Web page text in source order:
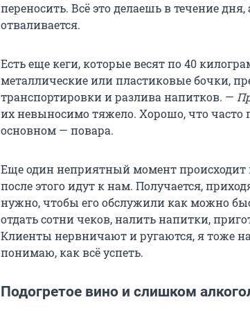
переносить. Всё это делаешь в течение
отваливается.
Есть еще кеги, которые весят по 40
металлические или пластиковые бочки,
транспортировки и разлива напитков. —
их невыносимо тяжело. Хорошо, что часто
основном — повара.
Еще один неприятный момент происходит
после этого идут к нам. Получается,
нужно, чтобы его обслужили как можно
отдать сотни чеков, налить напитки,
Клиенты нервничают и ругаются, я тоже
понимаю, как всё успеть.
Подогретое вино и слишком